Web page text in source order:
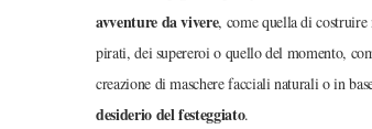
avventure da vivere, come quella di
pirati, dei supereroi o quello del momento,
creazione di maschere facciali naturali o in
desiderio del festeggiato.